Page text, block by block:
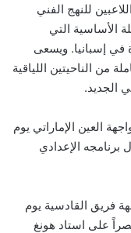
للنهج الفني
الأساسية التي
في إسبانيا. ويسعى
من الناحيتين اللياقية
الجديد.
العين الإماراتي يوم
برنامجه الإعدادي
فريق القادسية يوم
20 أغسطس القادم الساعة 3:00 عصراً على استاد هونغ